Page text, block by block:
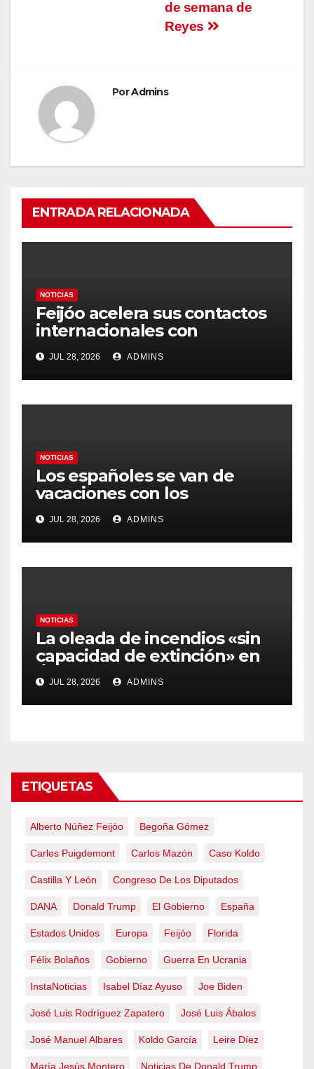
de semana de
Reyes
PorAdmins
ENTRADA RELACIONADA
NOTICIAS
Feijóo acelera sus contactos
internacionales con
Latinoamérica como socio
prioritario en su agenda de
gobierno
JUL 28, 2026 ADMINS
NOTICIAS
Los españoles se van de
vacaciones con los
carburantes hasta un 21%
más caros que el año pasado
y los hoteles disparados
JUL 28, 2026 ADMINS
NOTICIAS
La oleada de incendios «sin
capacidad de extinción» en
Ávila y al oeste de Madrid
obliga a declarar la
emergencia nacional
JUL 28, 2026 ADMINS
ETIQUETAS
Alberto Núñez Feijóo Begoña Gómez
Carles Puigdemont Carlos Mazón Caso Koldo
Castilla Y León Congreso De Los Diputados
DANA Donald Trump El Gobierno España
Estados Unidos Europa Feijóo Florida
Félix Bolaños Gobierno Guerra En Ucrania
InstaNoticias Isabel Díaz Ayuso Joe Biden
José Luis Rodríguez Zapatero José Luis Ábalos
José Manuel Albares Koldo García Leire Díez
María Jesús Montero Noticias De Donald Trump